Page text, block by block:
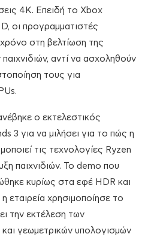
4Κ. Επειδή το Xbox
οι προγραμματιστές
στη βελτίωση της
αντί να ασχοληθούν
τους για
ο εκτελεστικός
3 για να μιλήσει για το πώς η
τις τεχνολογίες Ryzen
παιχνιδιών. Το demo που
κυρίως στα εφέ HDR και
εταιρεία χρησιμοποίησε το
την εκτέλεση των
γεωμετρικών υπολογισμών